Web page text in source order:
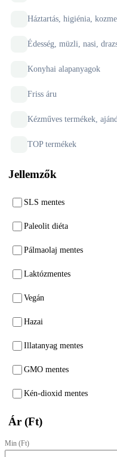
Háztartás, higiénia,
Édesség, müzli, nasi,
Konyhai alapanyagok
Friss áru
Kézműves termékek,
TOP termékek
Jellemzők
SLS mentes
Paleolit diéta
Pálmaolaj mentes
Laktózmentes
Vegán
Hazai
Illatanyag mentes
GMO mentes
Kén-dioxid mentes
Ár (Ft)
Min (Ft)